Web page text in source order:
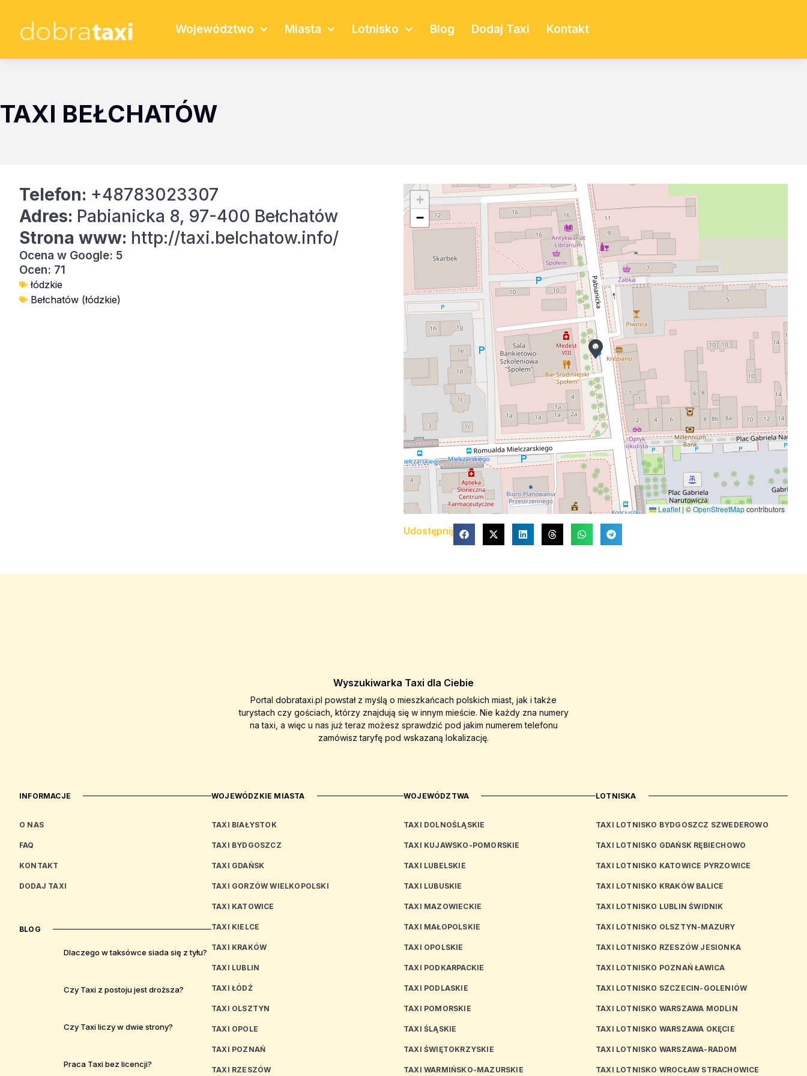
Województwo Miasta Lotnisko Blog Dodaj Taxi Kontakt
TAXI BEŁCHATÓW
Telefon: +48783023307
Adres: Pabianicka 8, 97-400 Bełchatów
Strona www: http://taxi.belchatow.info/
Ocena w Google: 5
Ocen: 71
łódzkie
Bełchatów (łódzkie)
+
−
Leaflet | ©OpenStreetMapcontributors
Udostępnij
Wyszukiwarka Taxi dla Ciebie
Portal dobrataxi.pl powstał z myślą o mieszkańcach polskich miast, jak i także
turystach czy gościach, którzy znajdują się w innym mieście. Nie każdy zna numery
na taxi, a więc u nas już teraz możesz sprawdzić pod jakim numerem telefonu
zamówisz taryfę pod wskazaną lokalizację.
INFORMACJE
O NAS
FAQ
KONTAKT
DODAJ TAXI
BLOG
Dlaczego w taksówce siada się z tyłu?
Czy Taxi z postoju jest droższa?
Czy Taxi liczy w dwie strony?
Praca Taxi bez licencji?
WOJEWÓDZKIE MIASTA
TAXI BIAŁYSTOK
TAXI BYDGOSZCZ
TAXI GDAŃSK
TAXI GORZÓW WIELKOPOLSKI
TAXI KATOWICE
TAXI KIELCE
TAXI KRAKÓW
TAXI LUBLIN
TAXI ŁÓDŹ
TAXI OLSZTYN
TAXI OPOLE
TAXI POZNAŃ
TAXI RZESZÓW
WOJEWÓDZTWA
TAXI DOLNOŚLĄSKIE
TAXI KUJAWSKO-POMORSKIE
TAXI LUBELSKIE
TAXI LUBUSKIE
TAXI MAZOWIECKIE
TAXI MAŁOPOLSKIE
TAXI OPOLSKIE
TAXI PODKARPACKIE
TAXI PODLASKIE
TAXI POMORSKIE
TAXI ŚLĄSKIE
TAXI ŚWIĘTOKRZYSKIE
TAXI WARMIŃSKO-MAZURSKIE
LOTNISKA
TAXI LOTNISKO BYDGOSZCZ SZWEDEROWO
TAXI LOTNISKO GDAŃSK RĘBIECHOWO
TAXI LOTNISKO KATOWICE PYRZOWICE
TAXI LOTNISKO KRAKÓW BALICE
TAXI LOTNISKO LUBLIN ŚWIDNIK
TAXI LOTNISKO OLSZTYN-MAZURY
TAXI LOTNISKO RZESZÓW JESIONKA
TAXI LOTNISKO POZNAŃ ŁAWICA
TAXI LOTNISKO SZCZECIN-GOLENIÓW
TAXI LOTNISKO WARSZAWA MODLIN
TAXI LOTNISKO WARSZAWA OKĘCIE
TAXI LOTNISKO WARSZAWA-RADOM
TAXI LOTNISKO WROCŁAW STRACHOWICE